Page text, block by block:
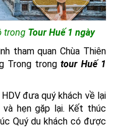
trong Tour Huế 1 ngày
tham quan Chùa Thiên
Trong trong tour Huế 1
đưa quý khách về lại
và hẹn gặp lại. Kết thúc
Quý du khách có được